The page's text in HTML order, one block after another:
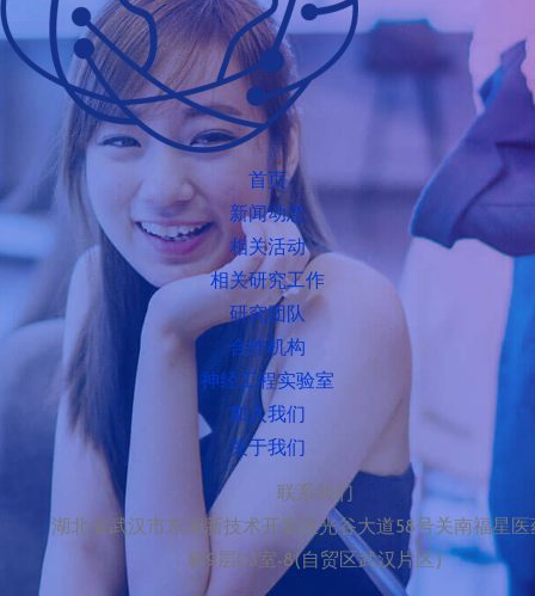
首页
新闻动态
相关活动
相关研究工作
研究团队
合作机构
神经工程实验室
加入我们
关于我们
联系我们
湖北省武汉市东湖新技术开发区光谷大道58号关南福星医
栋9层03室-8(自贸区武汉片区)